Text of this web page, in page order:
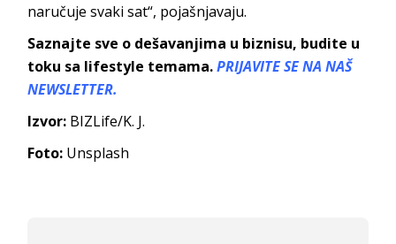
naručuje svaki sat“, pojašnjavaju.
Saznajte sve o dešavanjima u biznisu, budite u
toku sa lifestyle temama.PRIJAVITE SE NA NAŠ
NEWSLETTER.
Izvor: BIZLife/K. J.
Foto: Unsplash